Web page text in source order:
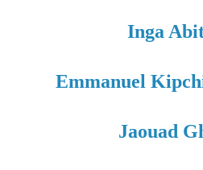
Inga
Emmanuel
Jaouad